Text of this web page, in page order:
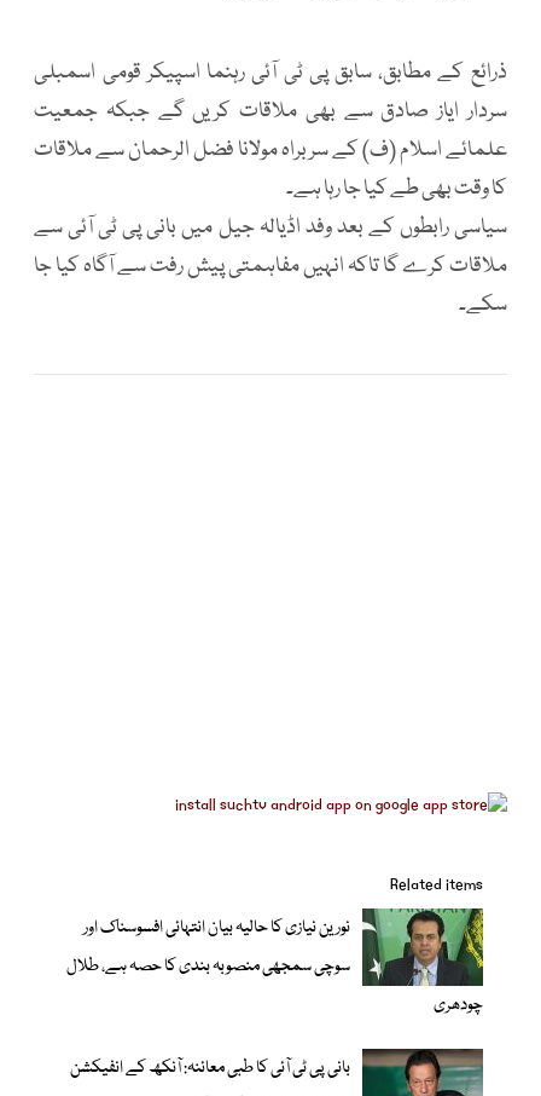
ذرائع کے مطابق، سابق پی ٹی آئی رہنما اسپیکر قومی اسمبلی
سردار ایاز صادق سے بھی ملاقات کریں گے جبکہ جمعیت
علمائے اسلام (ف) کے سربراہ مولانا فضل الرحمان سے ملاقات
کا وقت بھی طے کیا جا رہا ہے۔
سیاسی رابطوں کے بعد وفد اڈیالہ جیل میں بانی پی ٹی آئی سے
ملاقات کرے گا تاکہ انہیں مفاہمتی پیش رفت سے آگاہ کیا جا
سکے۔
Related items
نورین نیازی کا حالیہ بیان انتہائی افسوسناک اور
سوچی سمجھی منصوبہ بندی کا حصہ ہے، طلال
چودھری
بانی پی ٹی آئی کا طبی معائنہ: آنکھ کے انفیکشن